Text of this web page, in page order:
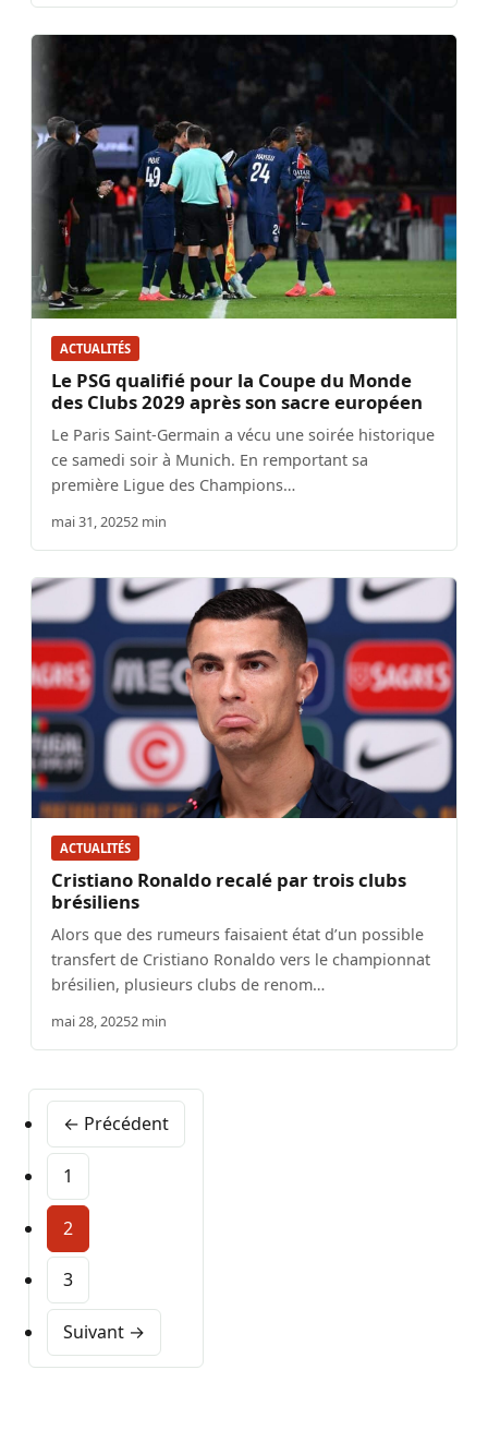
ACTUALITÉS
Le PSG qualifié pour la Coupe du Monde
des Clubs 2029 après son sacre européen
Le Paris Saint-Germain a vécu une soirée historique
ce samedi soir à Munich. En remportant sa
première Ligue des Champions…
mai 31, 20252 min
ACTUALITÉS
Cristiano Ronaldo recalé par trois clubs
brésiliens
Alors que des rumeurs faisaient état d’un possible
transfert de Cristiano Ronaldo vers le championnat
brésilien, plusieurs clubs de renom…
mai 28, 20252 min
← Précédent
1
2
3
Suivant →